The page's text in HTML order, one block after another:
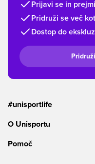
Prijavi se in
Pridruži se več
Dostop do
#unisportlife
O Unisportu
Pomoč